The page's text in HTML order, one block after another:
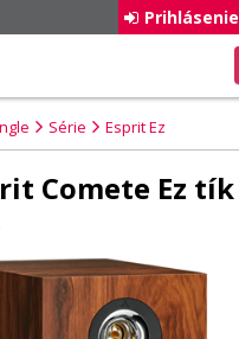
Prihlásenie
Série Esprit Ez
Comete Ez tík